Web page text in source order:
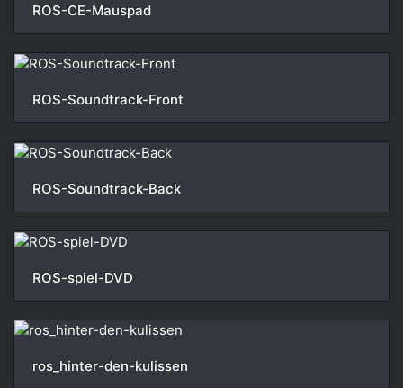
ROS-CE-Mauspad
ROS-Soundtrack-Front
ROS-Soundtrack-Back
ROS-spiel-DVD
ros_hinter-den-kulissen